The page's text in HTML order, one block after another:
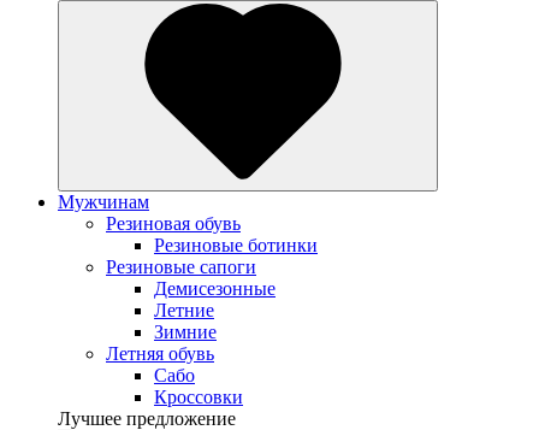
Мужчинам
Резиновая обувь
Резиновые ботинки
Резиновые сапоги
Демисезонные
Летние
Зимние
Летняя обувь
Сабо
Кроссовки
Лучшее предложение